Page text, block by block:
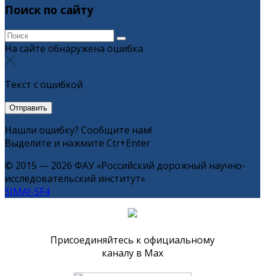
Поиск по сайту
На сайте обнаружена ошибка
Текст с ошибкой
Нашли ошибку? Сообщите нам!
Выделите и нажмите Ctr+Enter
© 2015 — 2026 ФАУ «Российский дорожный научно-
исследовательский институт»
SIMAI-SF4
Присоединяйтесь к официальному
каналу в Max